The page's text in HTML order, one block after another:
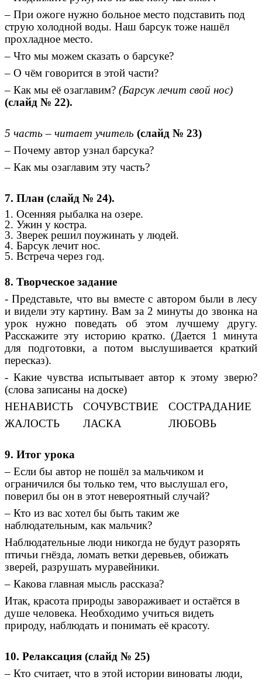
– При ожоге нужно больное место подставить под
струю холодной воды. Наш барсук тоже нашёл
прохладное место.
– Что мы можем сказать о барсуке?
– О чём говорится в этой части?
– Как мы её озаглавим? (Барсук лечит свой нос)
(слайд № 22).
5 часть – читает учитель (слайд № 23)
– Почему автор узнал барсука?
– Как мы озаглавим эту часть?
7. План (слайд № 24).
1. Осенняя рыбалка на озере.
2. Ужин у костра.
3. Зверек решил поужинать у людей.
4. Барсук лечит нос.
5. Встреча через год.
8. Творческое задание
- Представьте, что вы вместе с автором были в лесу
и видели эту картину. Вам за 2 минуты до звонка на
урок нужно поведать об этом лучшему другу.
Расскажите эту историю кратко. (Дается 1 минута
для подготовки, а потом выслушивается краткий
пересказ).
- Какие чувства испытывает автор к этому зверю?
(слова записаны на доске)
НЕНАВИСТЬ
ЖАЛОСТЬ
СОЧУВСТВИЕ
ЛАСКА
СОСТРАДАНИЕ
ЛЮБОВЬ
9. Итог урока
– Если бы автор не пошёл за мальчиком и
ограничился бы только тем, что выслушал его,
поверил бы он в этот невероятный случай?
– Кто из вас хотел бы быть таким же
наблюдательным, как мальчик?
Наблюдательные люди никогда не будут разорять
птичьи гнёзда, ломать ветки деревьев, обижать
зверей, разрушать муравейники.
– Какова главная мысль рассказа?
Итак, красота природы завораживает и остаётся в
душе человека. Необходимо учиться видеть
природу, наблюдать и понимать её красоту.
10. Релаксация (слайд № 25)
– Кто считает, что в этой истории виноваты люди,